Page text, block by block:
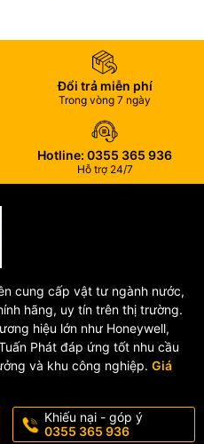
sử dụng rộng rãi trong:
dụng và công nghiệp.
nghiệp.
Đổi trả miễn phí
Trong vòng 7 ngày
Hotline: 0355 365 936
Hỗ trợ 24/7
cung cấp vật tư ngành nước,
hãng, uy tín trên thị trường.
hiệu lớn như Honeywell,
Phát đáp ứng tốt nhu cầu
và khu công nghiệp. Giá
Khiếu nại - góp ý
0355 365 936